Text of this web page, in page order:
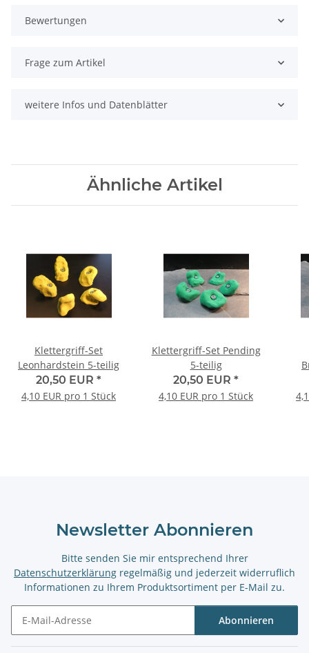
Bewertungen
Frage zum Artikel
weitere Infos und Datenblätter
Ähnliche Artikel
Klettergriff-Set
Leonhardstein 5-teilig
20,50 EUR *
4,10 EUR pro 1 Stück
Klettergriff-Set Pending
5-teilig
20,50 EUR *
4,10 EUR pro 1 Stück
Newsletter Abonnieren
Bitte senden Sie mir entsprechend Ihrer
Datenschutzerklärung regelmäßig und jederzeit widerruflich
Informationen zu Ihrem Produktsortiment per E-Mail zu.
Abonnieren